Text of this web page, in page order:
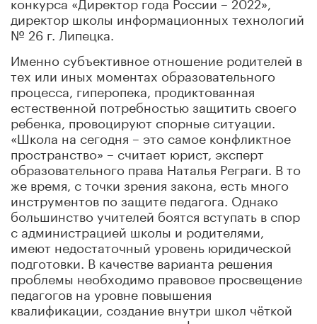
директор школы информационных технологий
№ 26 г. Липецка.
Именно субъективное отношение родителей в
тех или иных моментах образовательного
процесса, гиперопека, продиктованная
естественной потребностью защитить своего
ребенка, провоцируют спорные ситуации.
«Школа на сегодня – это самое конфликтное
пространство» – считает юрист, эксперт
образовательного права Наталья Реграги. В то
же время, с точки зрения закона, есть много
инструментов по защите педагога. Однако
большинство учителей боятся вступать в спор
с администрацией школы и родителями,
имеют недостаточный уровень юридической
подготовки. В качестве варианта решения
проблемы необходимо правовое просвещение
педагогов на уровне повышения
квалификации, создание внутри школ чёткой